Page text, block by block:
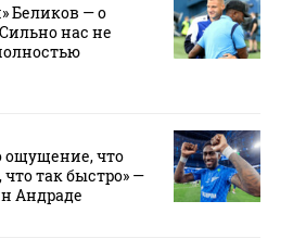
Беликов — о
нас не
ощущение, что
так быстро» —
Андраде